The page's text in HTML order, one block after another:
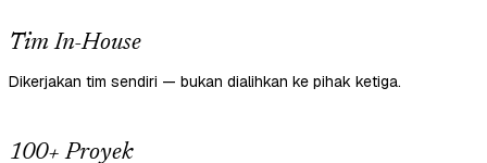
Tim In-House
Dikerjakan tim sendiri — bukan dialihkan ke pihak ketiga.
100+ Proyek